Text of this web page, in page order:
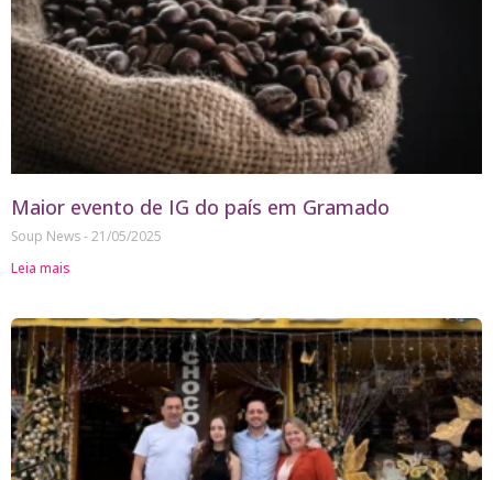
Maior evento de IG do país em Gramado
Soup News 21/05/2025
Leia mais